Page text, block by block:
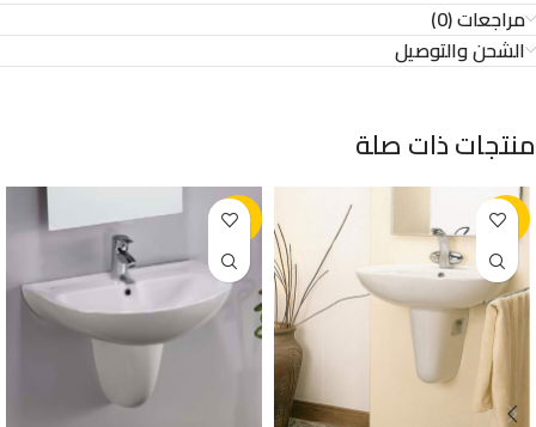
مراجعات (0)
الشحن والتوصيل
منتجات ذات صلة
-2%
-22%